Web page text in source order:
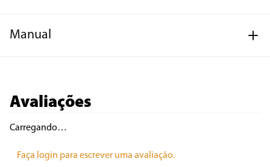
Manual
Avaliações
Carregando…
Faça login para escrever uma avaliação.